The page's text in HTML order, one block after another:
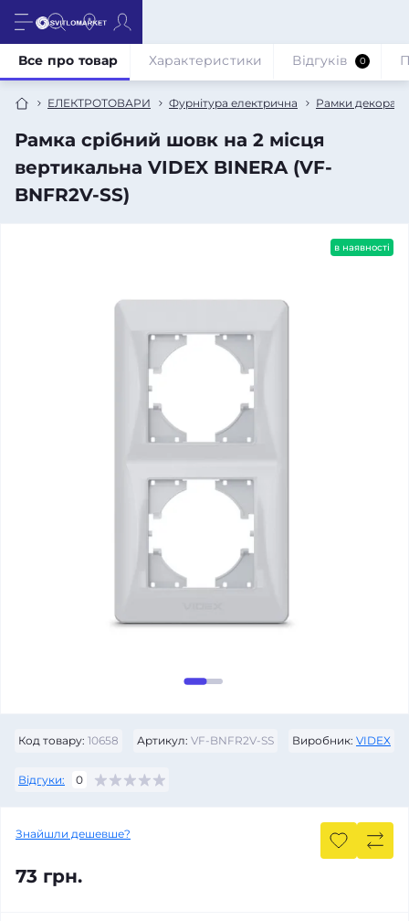
ЕЛЕКТРОТОВАРИ Фурнітура електрична Рамки
Рамка срібний шовк на 2 місця
вертикальна VIDEX BINERA (VF-
BNFR2V-SS)
Все про товар Характеристики Відгуків 0
в наявності
Код товару: 10658 Артикул: VF-BNFR2V-SS Виробник: VIDEX
Відгуки: 0
Знайшли дешевше?
73 грн.